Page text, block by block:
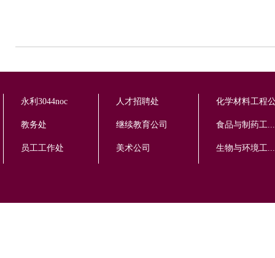
永利3044noc
教务处
员工工作处
人才招聘处
继续教育公司
美术公司
化学材料工程
食品与制药工...
生物与环境工...